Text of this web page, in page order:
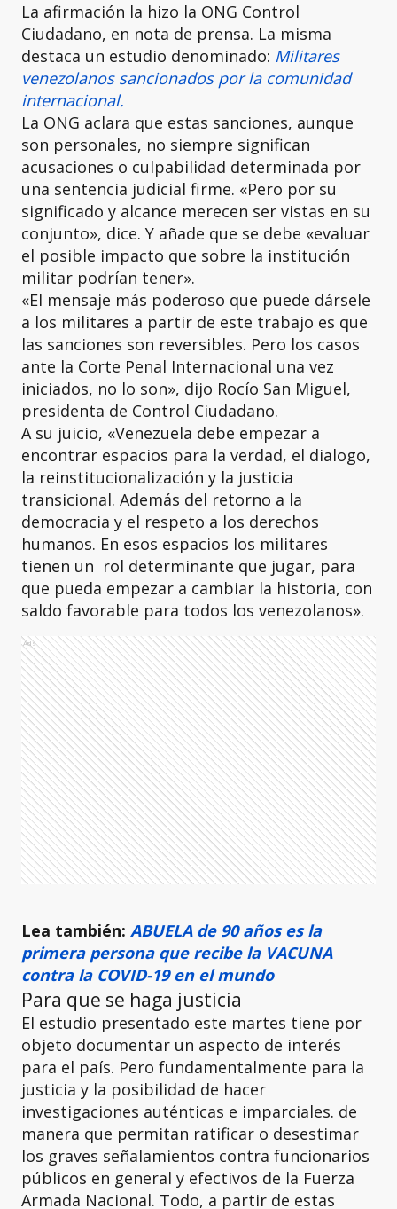
La afirmación la hizo la ONG Control
Ciudadano, en nota de prensa. La misma
destaca un estudio denominado: Militares
venezolanos sancionados por la comunidad
internacional.
La ONG aclara que estas sanciones, aunque
son personales, no siempre significan
acusaciones o culpabilidad determinada por
una sentencia judicial firme. «Pero por su
significado y alcance merecen ser vistas en su
conjunto», dice. Y añade que se debe «evaluar
el posible impacto que sobre la institución
militar podrían tener».
«El mensaje más poderoso que puede dársele
a los militares a partir de este trabajo es que
las sanciones son reversibles. Pero los casos
ante la Corte Penal Internacional una vez
iniciados, no lo son», dijo Rocío San Miguel,
presidenta de Control Ciudadano.
A su juicio, «Venezuela debe empezar a
encontrar espacios para la verdad, el dialogo,
la reinstitucionalización y la justicia
transicional. Además del retorno a la
democracia y el respeto a los derechos
humanos. En esos espacios los militares
tienen un rol determinante que jugar, para
que pueda empezar a cambiar la historia, con
saldo favorable para todos los venezolanos».
Ads
Lea también: ABUELA de 90 años es la
primera persona que recibe la VACUNA
contra la COVID-19 en el mundo
Para que se haga justicia
El estudio presentado este martes tiene por
objeto documentar un aspecto de interés
para el país. Pero fundamentalmente para la
justicia y la posibilidad de hacer
investigaciones auténticas e imparciales. de
manera que permitan ratificar o desestimar
los graves señalamientos contra funcionarios
públicos en general y efectivos de la Fuerza
Armada Nacional. Todo, a partir de estas